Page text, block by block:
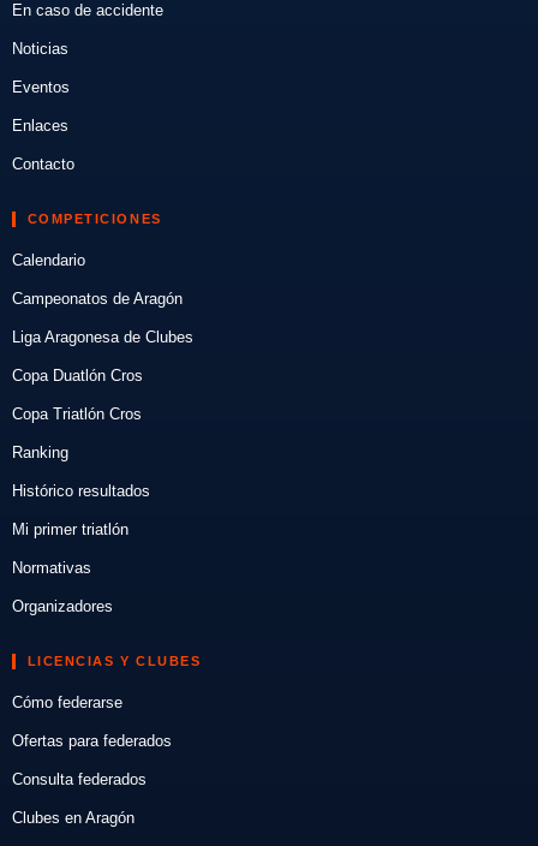
En caso de accidente
Noticias
Eventos
Enlaces
Contacto
COMPETICIONES
Calendario
Campeonatos de Aragón
Liga Aragonesa de Clubes
Copa Duatlón Cros
Copa Triatlón Cros
Ranking
Histórico resultados
Mi primer triatlón
Normativas
Organizadores
LICENCIAS Y CLUBES
Cómo federarse
Ofertas para federados
Consulta federados
Clubes en Aragón